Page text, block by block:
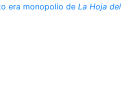
era monopolio de La Hoja del